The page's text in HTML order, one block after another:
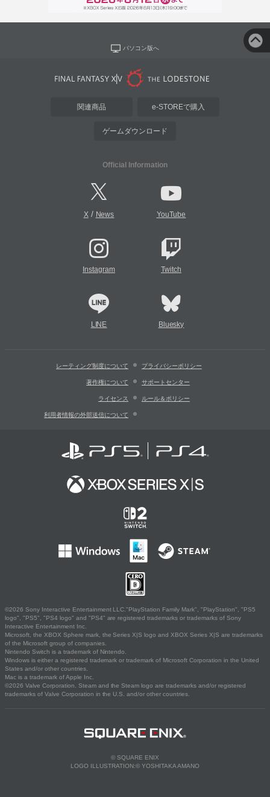
パソコン版へ
関連商品 e-STOREで購入
ゲームダウンロード
Official Information
X/ News YouTube
Instagram Twitch
LINE Bluesky
レーティング制度について プライバシーポリシー
著作権について サポートセンター
ライセンス ルール＆ポリシー
利用者情報の外部送信について
©2026 Sony Interactive Entertainment LLC."PlayStation Family Mark", "PlayStation", "PS5
logo", "PS5", "PS4 logo" and "PS4" are registered trademarks or trademarks of Sony
Interactive Entertainment Inc.
Microsoft, the XBOX Sphere mark, the Series X|S logo and XBOX Series X|S are trademarks
of the Microsoft group of companies.
Nintendo Switch is a trademark of Nintendo.
Windows is either a registered trademark or trademark of Microsoft Corporation in the United
States and/or other countries.
Mac is a trademark of Apple Inc.
©2026 Valve Corporation. Steam and the Steam logo are trademarks and/or registered
trademarks of Valve Corporation in the U.S. and/or other countries.
© SQUARE ENIX
LOGO ILLUSTRATION:© YOSHITAKA AMANO